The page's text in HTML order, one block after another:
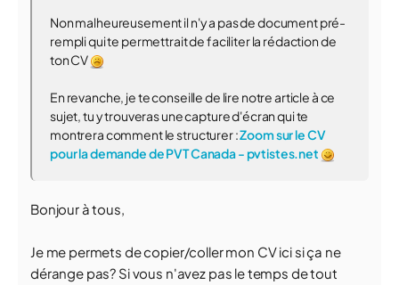
Non malheureusement il n'y a pas de document pré-
rempli qui te permettrait de faciliter la rédaction de
ton CV
En revanche, je te conseille de lire notre article à ce
sujet, tu y trouveras une capture d'écran qui te
montrera comment le structurer :Zoom sur le CV
pour la demande de PVT Canada - pvtistes.net
Bonjour à tous,
Je me permets de copier/coller mon CV ici si ça ne
dérange pas? Si vous n'avez pas le temps de tout